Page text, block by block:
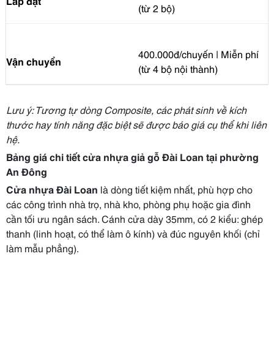
(từ 2 bộ)
Vận chuyển
400.000đ/chuyến | Miễn phí
(từ 4 bộ nội thành)
Lưu ý: Tương tự dòng Composite, các phát sinh về kích
thước hay tính năng đặc biệt sẽ được báo giá cụ thể khi liên
hệ.
Bảng giá chi tiết cửa nhựa giả gỗ Đài Loan tại phường
An Đông
Cửa nhựa Đài Loan là dòng tiết kiệm nhất, phù hợp cho
các công trình nhà trọ, nhà kho, phòng phụ hoặc gia đình
cần tối ưu ngân sách. Cánh cửa dày 35mm, có 2 kiểu: ghép
thanh (linh hoạt, có thể làm ô kính) và đúc nguyên khối (chỉ
làm mẫu phẳng).